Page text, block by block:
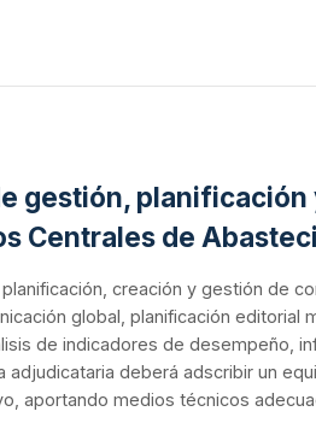
gestión,
Centrales de
creación y gestión de
global, planificación editorial
de indicadores de desempeño,
adjudicataria deberá adscribir un
aportando medios técnicos